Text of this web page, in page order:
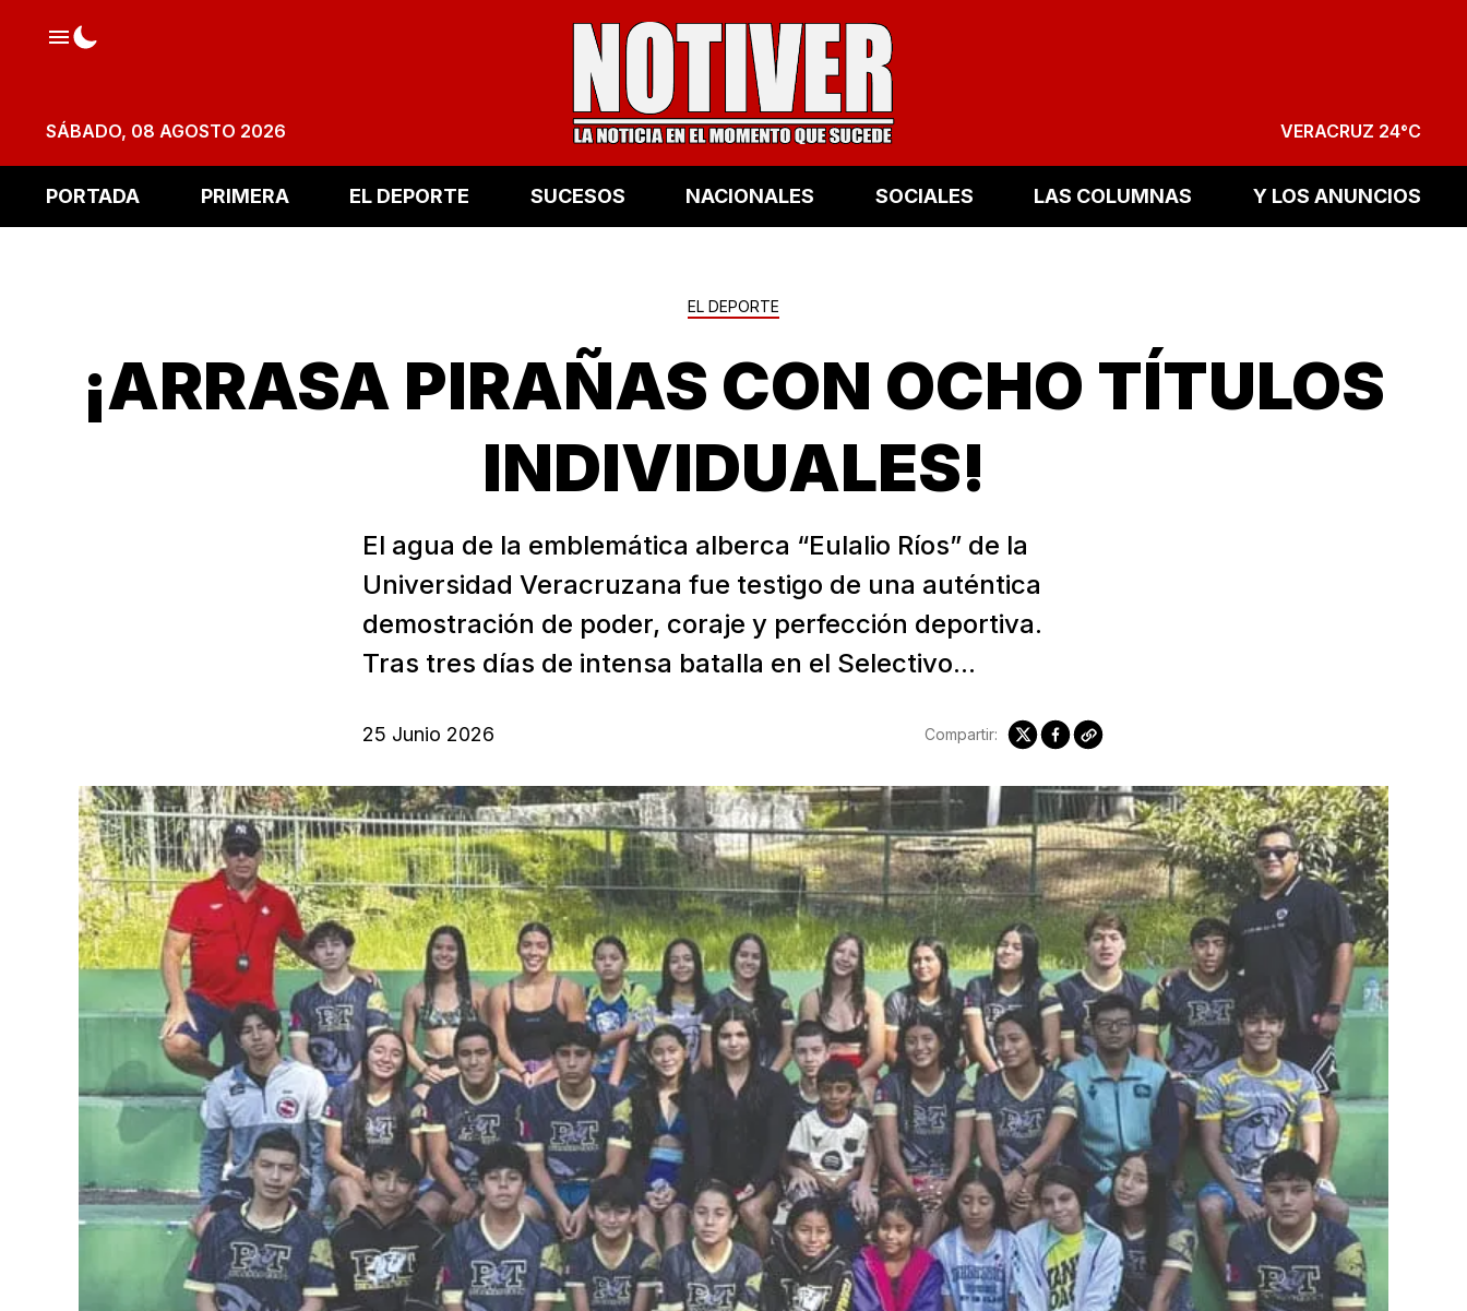
SÁBADO, 08 AGOSTO 2026 VERACRUZ 24°C
PORTADA PRIMERA EL DEPORTE SUCESOS NACIONALES SOCIALES LAS COLUMNAS Y LOS ANUNCIOS
EL DEPORTE
¡ARRASA PIRAÑAS CON OCHO TÍTULOS
INDIVIDUALES!
El agua de la emblemática alberca “Eulalio Ríos” de la
Universidad Veracruzana fue testigo de una auténtica
demostración de poder, coraje y perfección deportiva.
Tras tres días de intensa batalla en el Selectivo...
25 Junio 2026 Compartir: